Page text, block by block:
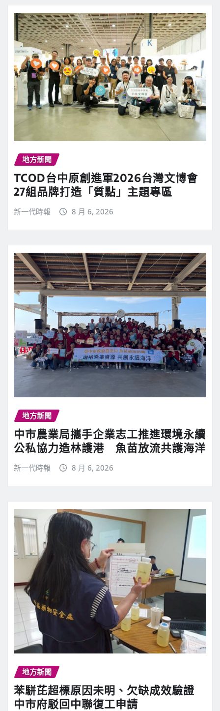
地方新聞
TCOD台中原創進軍2026台灣文博會
27組品牌打造「質點」主題專區
新一代時報 8 月 6, 2026
地方新聞
中市農業局攜手企業志工推進環境永續
公私協力造林護港 魚苗放流共護海洋
新一代時報 8 月 6, 2026
地方新聞
苯駢芘超標原因未明、欠缺成效驗證
中市府駁回中聯復工申請